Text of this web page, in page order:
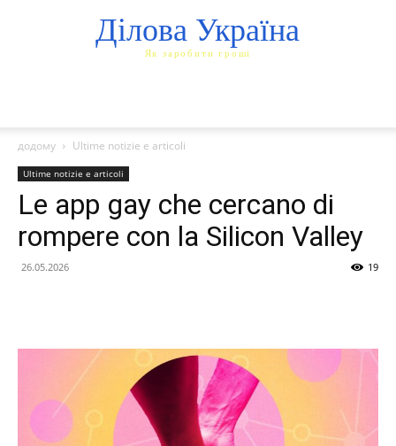
Ділова Україна
Як заробити гроші
додому Ultime notizie e articoli
Ultime notizie e articoli
Le app gay che cercano di
rompere con la Silicon Valley
26.05.2026 19